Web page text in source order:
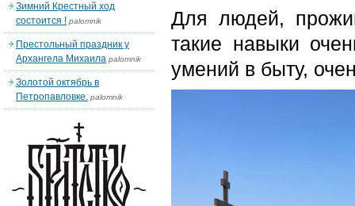
Для людей,
такие навыки
умений в быту,
Зимний Крестный ход
состоится ! palomnik
Престольный праздник у
Архангела Михаила palomnik
Золотой октябрь в
Петропавловке. palomnik